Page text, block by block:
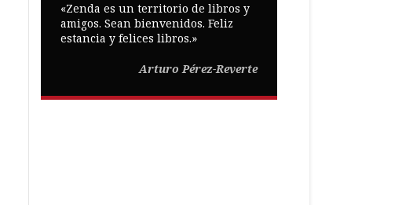
«Zenda es un territorio de libros y
amigos. Sean bienvenidos. Feliz
estancia y felices libros.»
Arturo Pérez-Reverte